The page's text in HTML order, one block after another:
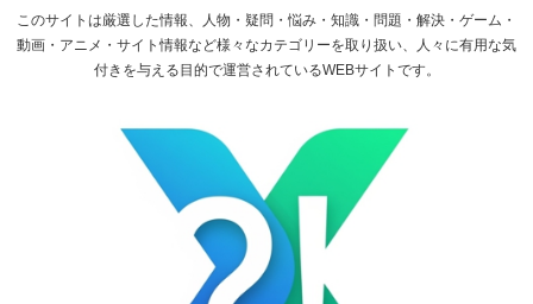
このサイトは厳選した情報、人物・疑問・悩み・知識・問題・解決・ゲーム・
動画・アニメ・サイト情報など様々なカテゴリーを取り扱い、人々に有用な気
付きを与える目的で運営されているWEBサイトです。